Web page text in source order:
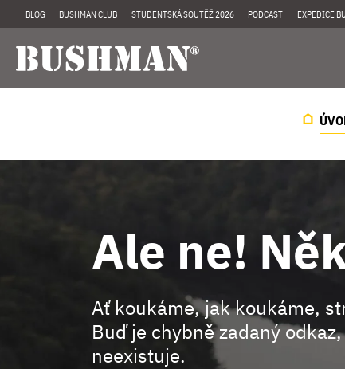
BLOG BUSHMAN CLUB STUDENTSKÁ SOUTĚŽ 2026 PODCAST EXPEDICE
Ale ne!
Ať koukáme, jak koukáme,
Buď je chybně zadaný
neexistuje.